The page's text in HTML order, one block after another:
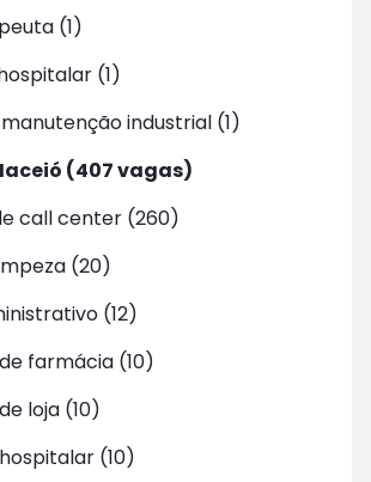
(1)
(1)
industrial (1)
(407 vagas)
call center (260)
(20)
(12)
farmácia (10)
loja (10)
(10)